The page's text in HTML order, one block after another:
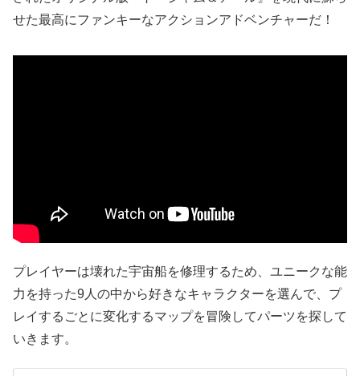
せた最高にファンキーなアクションアドベンチャーだ！
プレイヤーは壊れた宇宙船を修理するため、ユニークな能
力を持った9人の中から好きなキャラクターを選んで、プ
レイするごとに変化するマップを冒険してパーツを探して
いきます。